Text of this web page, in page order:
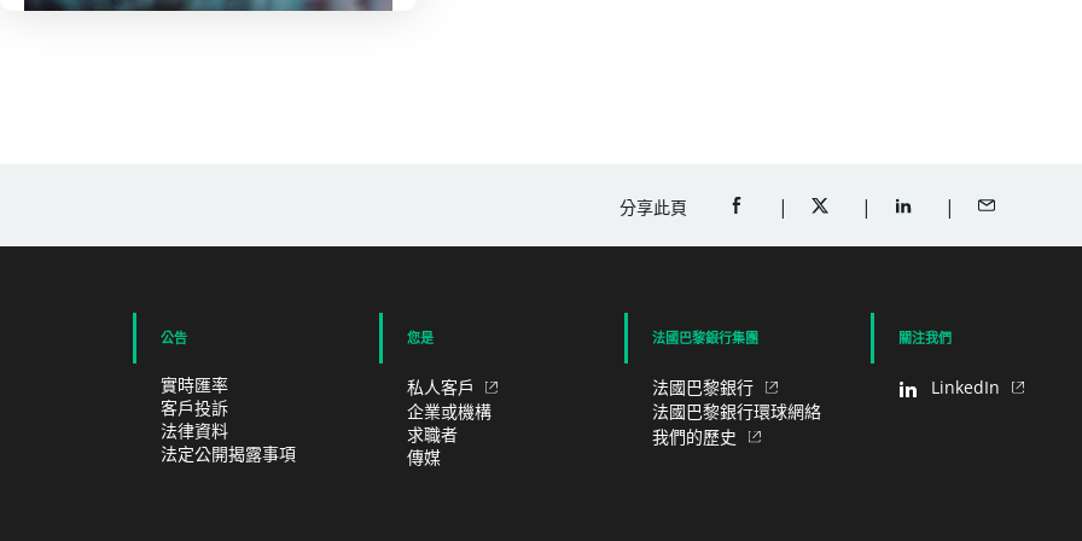
分享此頁 分享至FACEBOOK（打開新視窗）
分享至TWITTER（打開新視窗）
分享至LINKEDIN（打開
以電郵分享
公告
實時匯率
客戶投訴
法律資料
法定公開揭露事項
您是
私人客戶
企業或機構
求職者
傳媒
法國巴黎銀行集團
法國巴黎銀行
法國巴黎銀行環球網絡
我們的歷史
關注我們
LinkedIn